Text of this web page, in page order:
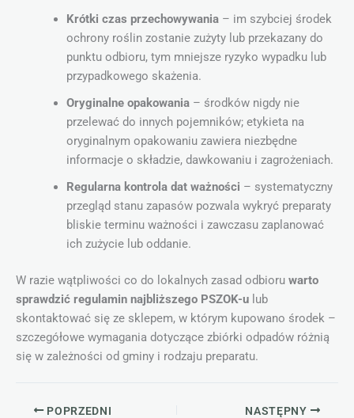
Krótki czas przechowywania– im szybciej środek
ochrony roślin zostanie zużyty lub przekazany do
punktu odbioru, tym mniejsze ryzyko wypadku lub
przypadkowego skażenia.
Oryginalne opakowania– środków nigdy nie
przelewać do innych pojemników; etykieta na
oryginalnym opakowaniu zawiera niezbędne
informacje o składzie, dawkowaniu i zagrożeniach.
Regularna kontrola dat ważności – systematyczny
przegląd stanu zapasów pozwala wykryć preparaty
bliskie terminu ważności i zawczasu zaplanować
ich zużycie lub oddanie.
W razie wątpliwości co do lokalnych zasad odbioru warto
sprawdzić regulamin najbliższego PSZOK-u lub
skontaktować się ze sklepem, w którym kupowano środek –
szczegółowe wymagania dotyczące zbiórki odpadów różnią
się w zależności od gminy i rodzaju preparatu.
POPRZEDNI NASTĘPNY